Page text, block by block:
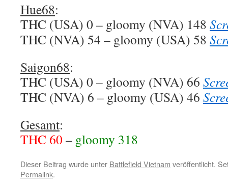
Hue68:
THC (USA) 0 – gloomy (NVA) 148
THC (NVA) 54 – gloomy (USA) 58
Saigon68:
THC (USA) 0 – gloomy (NVA) 66
THC (NVA) 6 – gloomy (USA) 46
Gesamt:
THC 60– gloomy 318
Dieser Beitrag wurde unter Battlefield Vietnam veröffentlicht.
Permalink.